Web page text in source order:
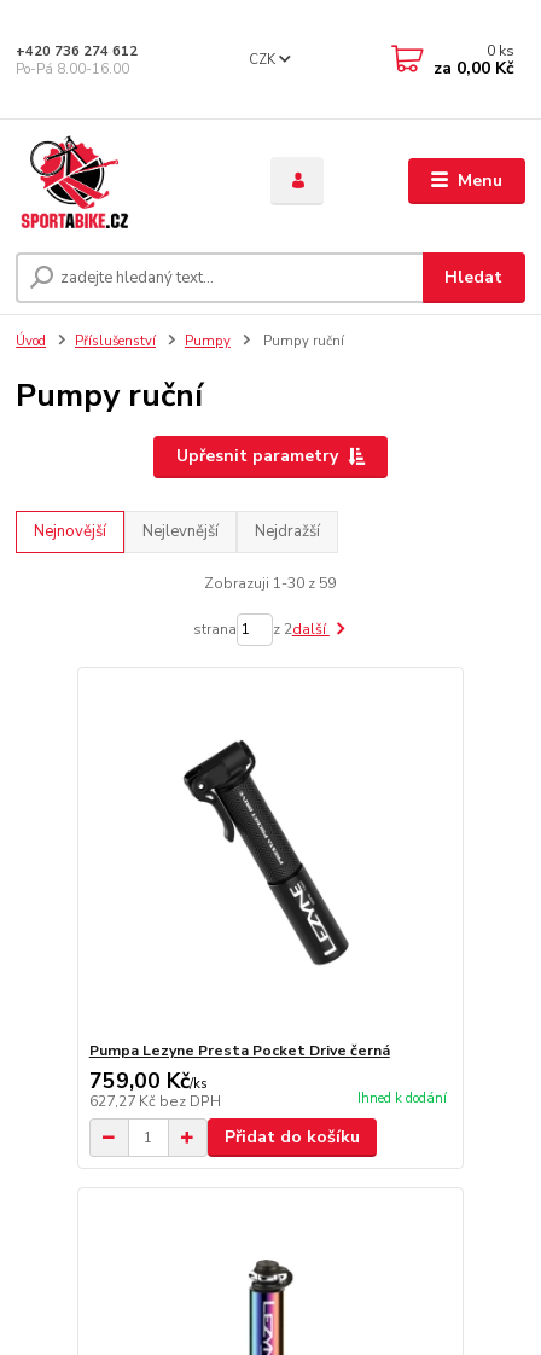
Menu
CZK
Hledat
+420 736 274 612
Po-Pá 8.00-16.00
0 ks
za 0,00 Kč
Úvod Příslušenství Pumpy Pumpy ruční
Pumpy ruční
Upřesnit parametry
Nejnovější Nejlevnější Nejdražší
Zobrazuji 1-30 z 59
strana z 2další
Pumpa Lezyne Presta Pocket Drive černá
759,00 Kč/ks
627,27 Kč bez DPH Ihned k dodání
Přidat do košíku